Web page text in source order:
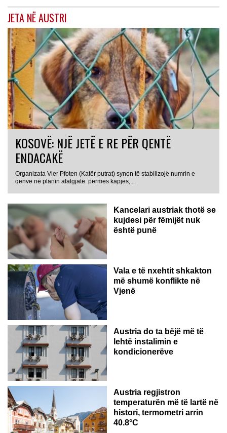
JETA NË AUSTRI
KOSOVË: NJË JETË E RE PËR QENTË
ENDACAKË
Organizata Vier Pfoten (Katër putrat) synon të stabilizojë numrin e
qenve në planin afatgjatë: përmes kapjes,...
Kancelari austriak thotë se
kujdesi për fëmijët nuk
është punë
Vala e të nxehtit shkakton
më shumë konflikte në
Vjenë
Austria do ta bëjë më të
lehtë instalimin e
kondicionerëve
Austria regjistron
temperaturën më të lartë në
histori, termometri arrin
40.8°C